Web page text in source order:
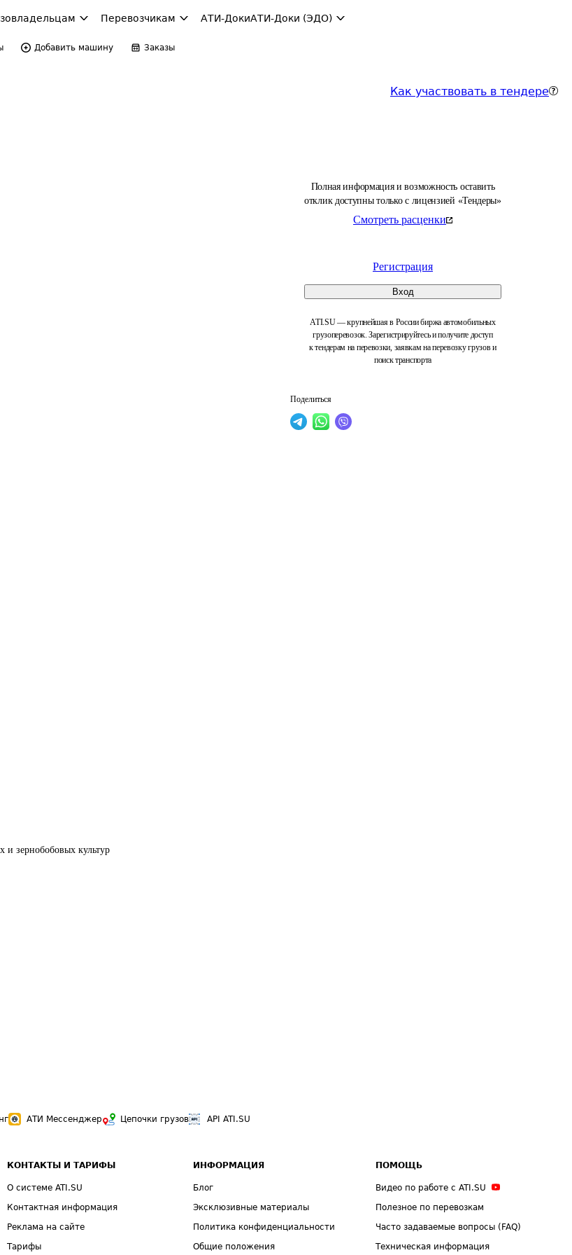
Перевозчикам АТИ-ДокиАТИ-Доки (ЭДО)
Добавить машину Заказы
Как участвовать в тендере
Полная информация и возможность оставить
отклик доступны только с лицензией «Тендеры»
Смотреть расценки
Регистрация
Вход
ATI.SU — крупнейшая в России биржа автомобильных
грузоперевозок. Зарегистрируйтесь и получите доступ
к тендерам на перевозки, заявкам на перевозку грузов и
поиск транспорта
Поделиться
и зернобобовых культур
АТИ Мессенджер Цепочки грузов API ATI.SU
КОНТАКТЫ И ТАРИФЫ
О системе ATI.SU
Контактная информация
Реклама на сайте
Тарифы
ИНФОРМАЦИЯ
Блог
Эксклюзивные материалы
Политика конфиденциальности
Общие положения
ПОМОЩЬ
Видео по работе с ATI.SU
Полезное по перевозкам
Часто задаваемые вопросы (FAQ)
Техническая информация